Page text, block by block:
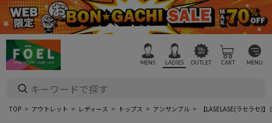
MENS LADIES OUTLET CART MENU
TOP アウトレット レディース トップス アンサンブル 【LASELASE(ラセラセ)